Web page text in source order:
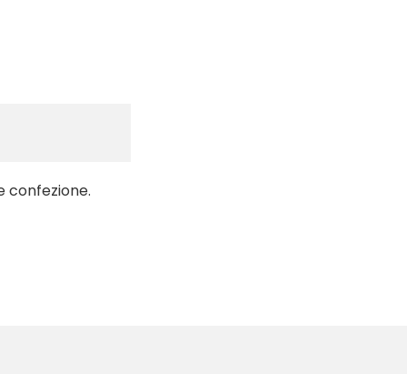
confezione.